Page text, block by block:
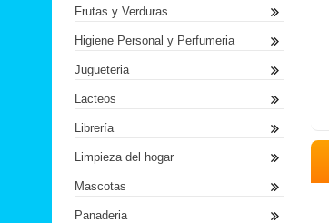
Frutas y Verduras
Higiene Personal y Perfumeria
Jugueteria
Lacteos
Librería
Limpieza del hogar
Mascotas
Panaderia